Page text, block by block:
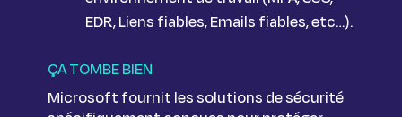
EDR, Liens fiables, Emails fiables, etc…).
ÇA TOMBE BIEN
Microsoft fournit les solutions de sécurité